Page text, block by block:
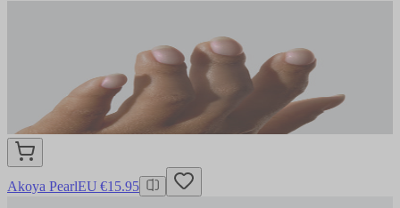
Akoya PearlEU €15.95